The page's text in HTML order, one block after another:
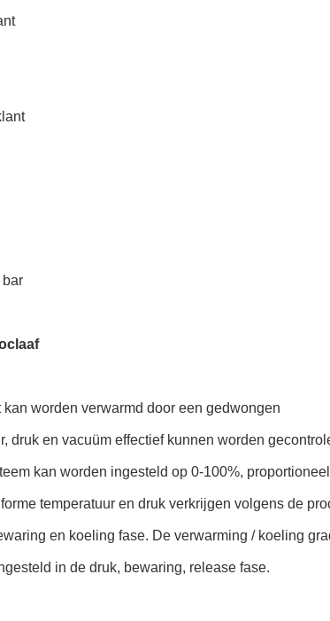
worden verwarmd door een gedwongen
en vacuüm effectief kunnen worden
kan worden ingesteld op 0-100%,
temperatuur en druk verkrijgen volgens de
en koeling fase. De verwarming / koeling
in de druk, bewaring, release fase.